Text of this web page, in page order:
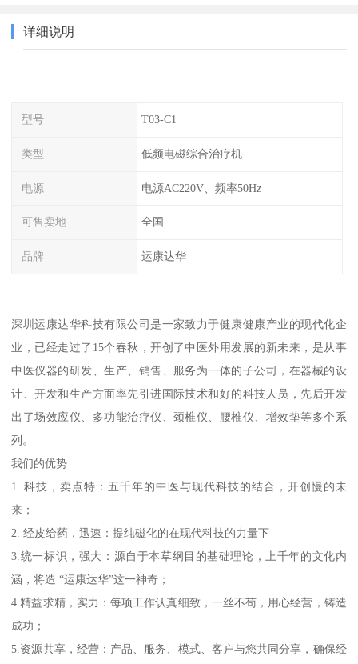
详细说明
型号 T03-C1
类型 低频电磁综合治疗机
电源 电源AC220V、频率50Hz
可售卖地 全国
品牌 运康达华
深圳运康达华科技有限公司是一家致力于健康健康产业的现代化企
业，已经走过了15个春秋，开创了中医外用发展的新未来，是从事
中医仪器的研发、生产、销售、服务为一体的子公司，在器械的设
计、开发和生产方面率先引进国际技术和好的科技人员，先后开发
出了场效应仪、多功能治疗仪、颈椎仪、腰椎仪、增效垫等多个系
列。
我们的优势
1. 科技，卖点特：五千年的中医与现代科技的结合，开创慢的未
来；
2. 经皮给药，迅速：提纯磁化的在现代科技的力量下
3.统一标识，强大：源自于本草纲目的基础理论，上千年的文化内
涵，将造 “运康达华”这一神奇；
4.精益求精，实力：每项工作认真细致，一丝不苟，用心经营，铸造
成功；
5.资源共享，经营：产品、服务、模式、客户与您共同分享，确保经